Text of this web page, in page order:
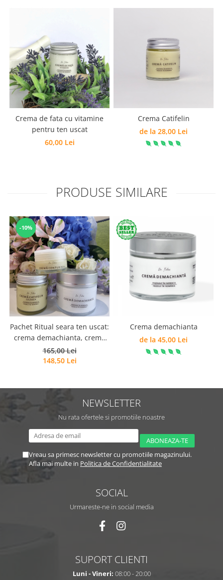
Crema de fata cu vitamine
pentru ten uscat
60,00 Lei
Crema Catifelin
de la 28,00 Lei
PRODUSE SIMILARE
-10%
Pachet Ritual seara ten uscat:
crema demachianta, crema
Catifelin cu colagen, crema
contur ochi
165,00 Lei
148,50 Lei
Crema demachianta
de la 45,00 Lei
NEWSLETTER
Nu rata ofertele si promotiile noastre
Vreau sa primesc newsletter cu promotiile magazinului.
Afla mai multe in Politica de Confidentialitate
SOCIAL
Urmareste-ne in social media
SUPORT CLIENTI
Luni - Vineri: 08:00 - 20:00